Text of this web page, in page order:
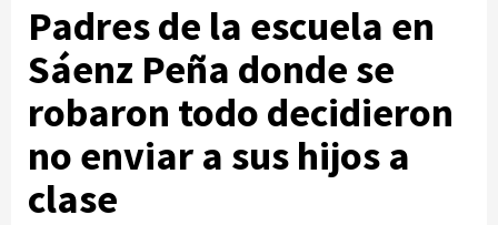
Padres de la escuela en
Sáenz Peña donde se
robaron todo decidieron
no enviar a sus hijos a
clase